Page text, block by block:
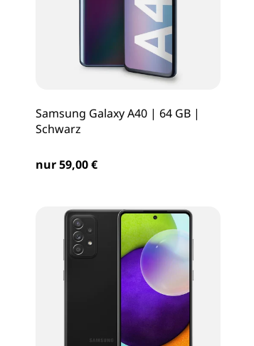
Samsung Galaxy A40 | 64 GB |
Schwarz
nur 59,00 €